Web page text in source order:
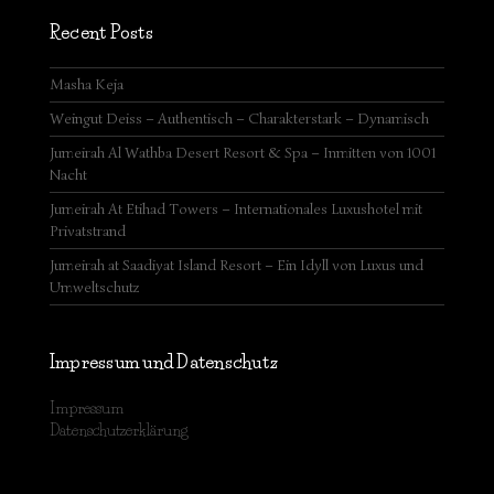
Recent Posts
Masha Keja
Weingut Deiss – Authentisch – Charakterstark – Dynamisch
Jumeirah Al Wathba Desert Resort & Spa – Inmitten von 1001
Nacht
Jumeirah At Etihad Towers – Internationales Luxushotel mit
Privatstrand
Jumeirah at Saadiyat Island Resort – Ein Idyll von Luxus und
Umweltschutz
Impressum und Datenschutz
Impressum
Datenschutzerklärung